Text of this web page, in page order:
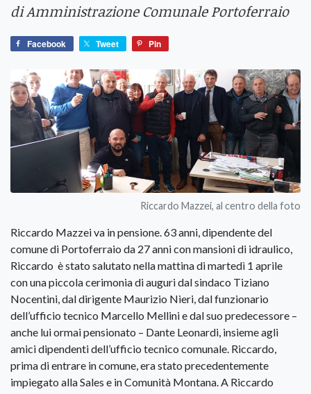
di Amministrazione Comunale Portoferraio
Facebook Tweet Pin
Riccardo Mazzei, al centro della foto
Riccardo Mazzei va in pensione. 63 anni, dipendente del
comune di Portoferraio da 27 anni con mansioni di idraulico,
Riccardo è stato salutato nella mattina di martedì 1 aprile
con una piccola cerimonia di auguri dal sindaco Tiziano
Nocentini, dal dirigente Maurizio Nieri, dal funzionario
dell’ufficio tecnico Marcello Mellini e dal suo predecessore –
anche lui ormai pensionato – Dante Leonardi, insieme agli
amici dipendenti dell’ufficio tecnico comunale. Riccardo,
prima di entrare in comune, era stato precedentemente
impiegato alla Sales e in Comunità Montana. A Riccardo